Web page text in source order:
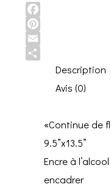
Facebook
Pinterest
Email
Description
Avis (0)
«Continue de
9.5”x13.5”
Encre à
encadrer